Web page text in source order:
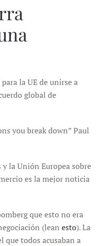
la UE de unirse a
global de
you break down” Paul
la Unión Europea sobre
es la mejor noticia
que esto no era
(lean esto). La
que todos acusaban a